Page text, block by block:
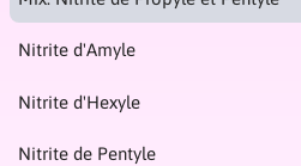
Nitrite d'Amyle
Nitrite d'Hexyle
Nitrite de Pentyle